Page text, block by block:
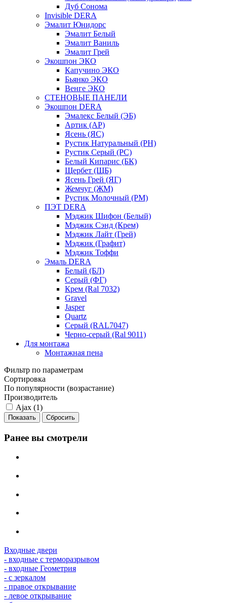
Дуб Сонома
Invisible DERA
Эмалит Юнидорс
Эмалит Белый
Эмалит Ваниль
Эмалит Грей
Экошпон ЭКО
Капучино ЭКО
Бьянко ЭКО
Венге ЭКО
СТЕНОВЫЕ ПАНЕЛИ
Экошпон DERA
Эмалекс Белый (ЭБ)
Артик (АР)
Ясень (ЯС)
Рустик Натуральный (РН)
Рустик Серый (РС)
Белый Кипарис (БК)
Щербет (ЩБ)
Ясень Грей (ЯГ)
Жемчуг (ЖМ)
Рустик Молочный (РМ)
ПЭТ DERA
Мэджик Шифон (Белый)
Мэджик Сэнд (Крем)
Мэджик Лайт (Грей)
Мэджик (Графит)
Мэджик Тоффи
Эмаль DERA
Белый (БЛ)
Серый (ФГ)
Крем (Ral 7032)
Gravel
Jasper
Quartz
Серый (RAL7047)
Черно-серый (Ral 9011)
Для монтажа
Монтажная пена
Фильтр по параметрам
Сортировка
По популярности (возрастание)
Производитель
Ajax (1)
Сбросить
Ранее вы смотрели
Входные двери
- входные с терморазрывом
- входные Геометрия
- с зеркалом
- правое открывание
- левое открывание